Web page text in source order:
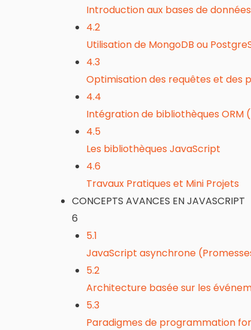
Introduction aux bases de données
4.2
Utilisation de MongoDB ou
4.3
Optimisation des requêtes et des
4.4
Intégration de bibliothèques ORM
4.5
Les bibliothèques JavaScript
4.6
Travaux Pratiques et Mini Projets
CONCEPTS AVANCES EN JAVASCRIPT
6
5.1
JavaScript asynchrone
5.2
Architecture basée sur les
5.3
Paradigmes de programmation